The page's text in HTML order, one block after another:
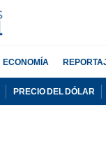
ECONOMÍA
PRECIO DEL DÓLAR